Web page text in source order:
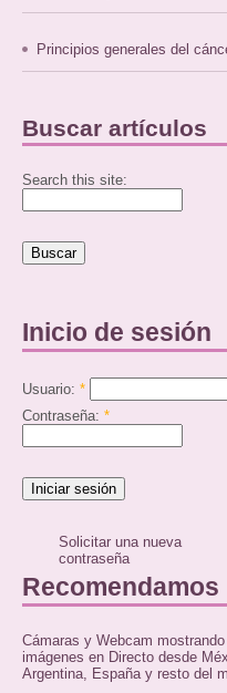
Principios generales del
Buscar artículos
Search this site:
Inicio de sesión
Usuario: *
Contraseña: *
Solicitar una nueva
contraseña
Recomendamos
Cámaras y Webcam mostrando
imágenes en Directo desde
Argentina, España y resto del